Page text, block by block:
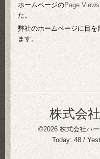
ホームページのPage Views
た。
弊社のホームページに目
ます。
株式会
©2026 株式会社ハ
Today: 48/